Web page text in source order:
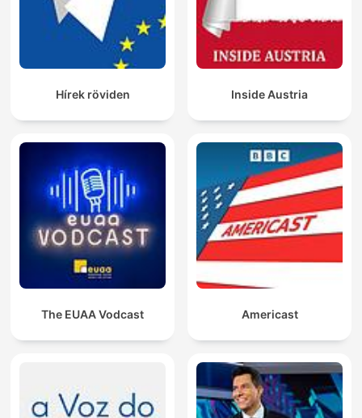
Hírek röviden Inside Austria
The EUAA Vodcast Americast